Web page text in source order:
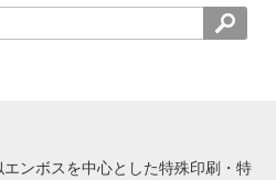
ンボスを中心とした特殊印刷・特